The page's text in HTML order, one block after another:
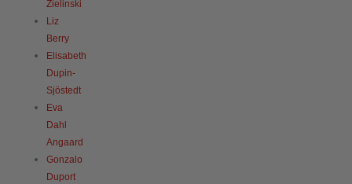
Zielinski
Liz
Berry
Elisabeth
Dupin-
Sjöstedt
Eva
Dahl
Angaard
Gonzalo
Duport